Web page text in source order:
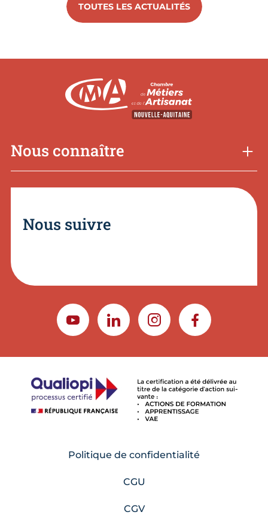
TOUTES LES ACTUALITÉS
Nous connaître
Nous suivre
YOUTUBELINKEDININSTAGRAMFACEBOOK
Politique de confidentialité
CGU
CGV